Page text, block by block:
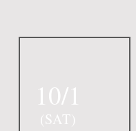
10/1
( SAT )